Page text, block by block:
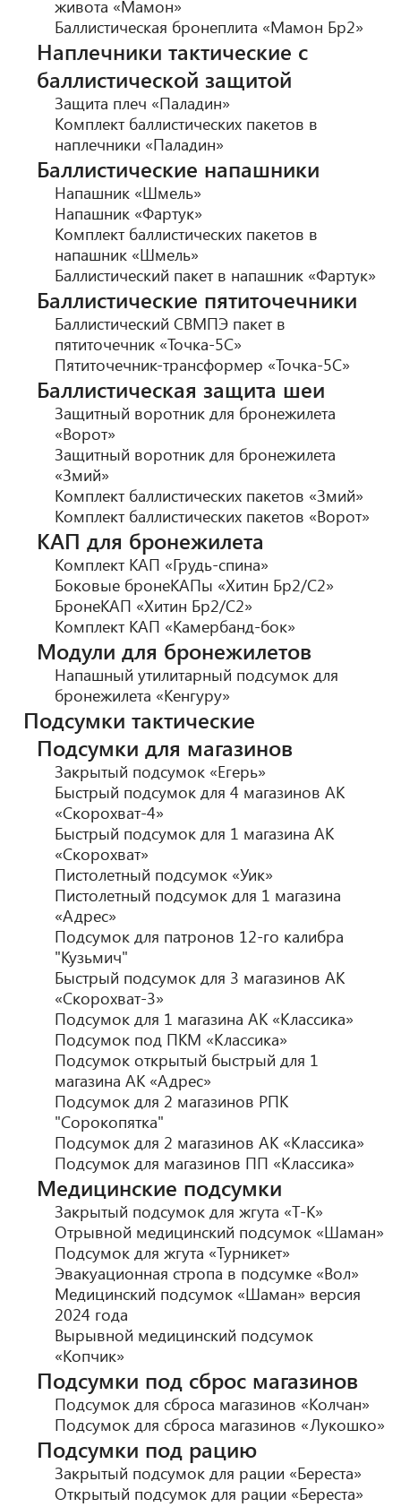
живота «Мамон»
Баллистическая бронеплита «Мамон Бр2»
Наплечники тактические с
баллистической защитой
Защита плеч «Паладин»
Комплект баллистических пакетов в
наплечники «Паладин»
Баллистические напашники
Напашник «Шмель»
Напашник «Фартук»
Комплект баллистических пакетов в
напашник «Шмель»
Баллистический пакет в напашник «Фартук»
Баллистические пятиточечники
Баллистический СВМПЭ пакет в
пятиточечник «Точка-5С»
Пятиточечник-трансформер «Точка-5С»
Баллистическая защита шеи
Защитный воротник для бронежилета
«Ворот»
Защитный воротник для бронежилета
«Змий»
Комплект баллистических пакетов «Змий»
Комплект баллистических пакетов «Ворот»
КАП для бронежилета
Комплект КАП «Грудь-спина»
Боковые бронеКАПы «Хитин Бр2/С2»
БронеКАП «Хитин Бр2/С2»
Комплект КАП «Камербанд-бок»
Модули для бронежилетов
Напашный утилитарный подсумок для
бронежилета «Кенгуру»
Подсумки тактические
Подсумки для магазинов
Закрытый подсумок «Егерь»
Быстрый подсумок для 4 магазинов АК
«Скорохват-4»
Быстрый подсумок для 1 магазина АК
«Скорохват»
Пистолетный подсумок «Уик»
Пистолетный подсумок для 1 магазина
«Адрес»
Подсумок для патронов 12-го калибра
"Кузьмич"
Быстрый подсумок для 3 магазинов АК
«Скорохват-3»
Подсумок для 1 магазина АК «Классика»
Подсумок под ПКМ «Классика»
Подсумок открытый быстрый для 1
магазина АК «Адрес»
Подсумок для 2 магазинов РПК
"Сорокопятка"
Подсумок для 2 магазинов АК «Классика»
Подсумок для магазинов ПП «Классика»
Медицинские подсумки
Закрытый подсумок для жгута «Т-К»
Отрывной медицинский подсумок «Шаман»
Подсумок для жгута «Турникет»
Эвакуационная стропа в подсумке «Вол»
Медицинский подсумок «Шаман» версия
2024 года
Вырывной медицинский подсумок
«Копчик»
Подсумки под сброс магазинов
Подсумок для сброса магазинов «Колчан»
Подсумок для сброса магазинов «Лукошко»
Подсумки под рацию
Закрытый подсумок для рации «Береста»
Открытый подсумок для рации «Береста»